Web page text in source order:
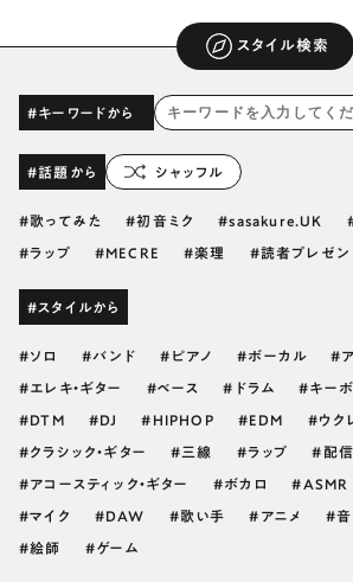
スタイル検索
#キーワードから
#話題から シャッフル
歌ってみた 初音ミク sasakure.UK
ラップ MECRE 楽理 読者プレゼン
#スタイルから
ソロ バンド ピアノ ボーカル
エレキ・ギター ベース ドラム キー
DTM DJ HIPHOP EDM ウク
クラシック・ギター 三線 ラップ 配信
アコースティック・ギター ボカロ ASMR
マイク DAW 歌い手 アニメ 音
絵師 ゲーム